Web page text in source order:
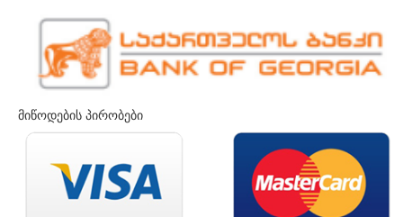
მიწოდების პირობები